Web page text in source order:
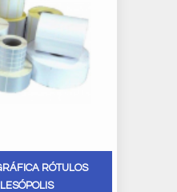
RÓTULOS